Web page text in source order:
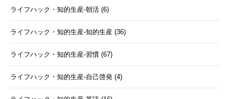
ライフハック・知的生産-朝活 (6)
ライフハック・知的生産-知的生産 (36)
ライフハック・知的生産-習慣 (67)
ライフハック・知的生産-自己啓発 (4)